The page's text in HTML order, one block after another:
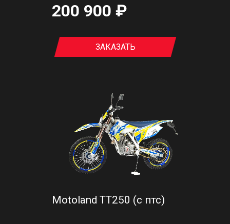
200 900 ₽
ЗАКАЗАТЬ
Motoland TT250 (с птс)